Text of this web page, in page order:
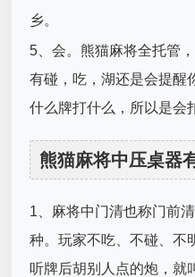
乡。
5、会。熊猫麻将全托管
有碰，吃，湖还是会提醒
什么牌打什么，所以是会
熊猫麻将中压桌器
1、麻将中门清也称门前
种。玩家不吃、不碰、不
听牌后胡别人点的炮，就